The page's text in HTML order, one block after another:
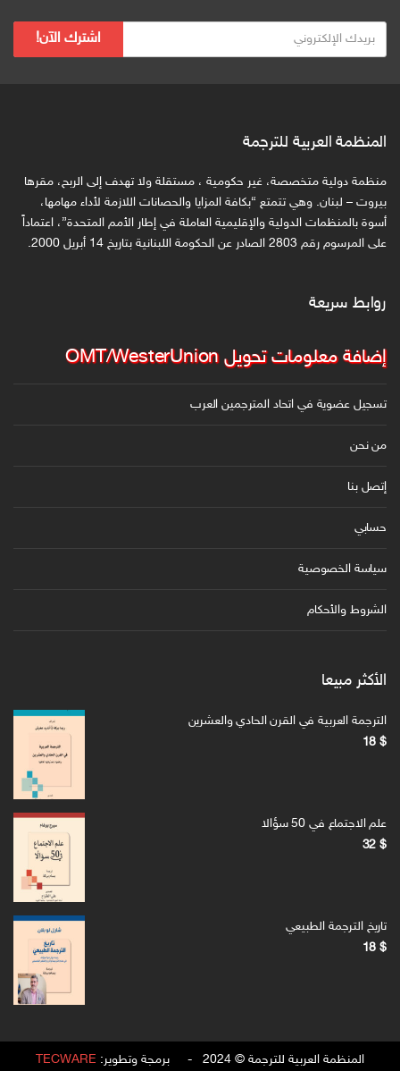
ر
ا
ا
ل
ك
ت
ن
اشترك الآن!
المنظمة العربية للترجمة
منظمة دولية متخصصة، غير حكومية ، مستقلة ولا تهدف إلى الربح، مقرها
بيروت – لبنان. وهي تتمتع “بكافة المزايا والحصانات اللازمة لأداء مهامها،
أسوة بالمنظمات الدولية والإقليمية العاملة في إطار الأمم المتحدة”، اعتماداً
على المرسوم رقم 2803 الصادر عن الحكومة اللبنانية بتاريخ 14 أبريل 2000.
روابط سريعة
إضافة معلومات تحويل OMT/WesterUnion
تسجيل عضوية في اتحاد المترجمين العرب
من نحن
إتصل بنا
حسابي
سياسة الخصوصية
الشروط والأحكام
الأكثر مبيعا
الترجمة العربية في القرن الحادي والعشرين
18$
علم الاجتماع في 50 سؤالا
32$
تاريخ الترجمة الطبيعي
18$
المنظمة العربية للترجمة © 2024 - برمجة وتطوير: TECWARE